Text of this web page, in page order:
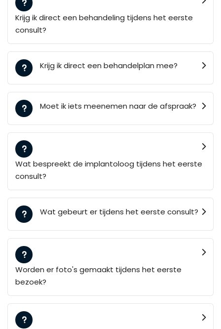
Krijg ik direct een behandeling tijdens het eerste
consult?
Krijg ik direct een behandelplan mee?
Moet ik iets meenemen naar de afspraak?
Wat bespreekt de implantoloog tijdens het eerste
consult?
Wat gebeurt er tijdens het eerste consult?
Worden er foto's gemaakt tijdens het eerste
bezoek?